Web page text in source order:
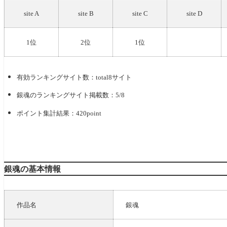
site A site B site C site D
1位 2位 1位
有効ランキングサイト数：total8サイト
銀魂のランキングサイト掲載数：5/8
ポイント集計結果：420point
銀魂の基本情報
作品名 銀魂